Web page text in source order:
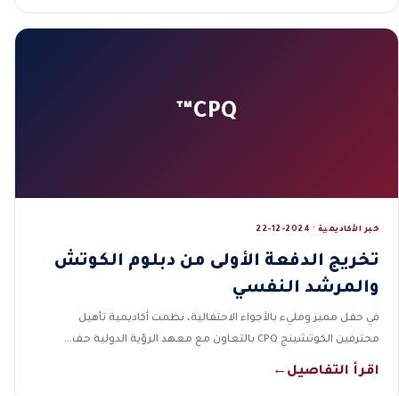
CPQ™
خبر الأكاديمية · 2024-12-22
تخريج الدفعة الأولى من دبلوم الكوتش
والمرشد النفسي
في حفل مميز ومليء بالأجواء الاحتفالية، نظمت أكاديمية تأهيل
محترفين الكوتشينج CPQ بالتعاون مع معهد الرؤية الدولية حف…
اقرأ التفاصيل ←